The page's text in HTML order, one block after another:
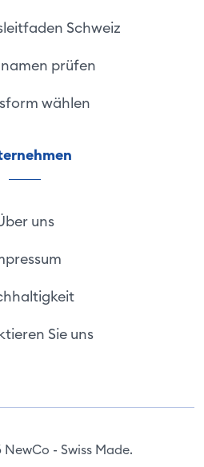
Schweiz
prüfen
wählen
uns
Sie uns
- Swiss Made.